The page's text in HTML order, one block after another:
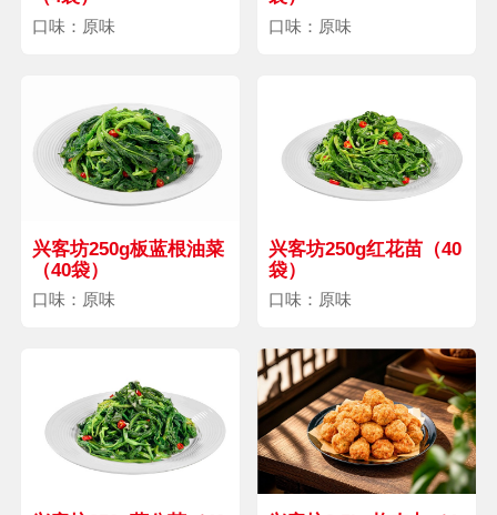
口味：原味 口味：原味
兴客坊250g板蓝根油菜
（40袋）
口味：原味
兴客坊250g红花苗（40
袋）
口味：原味